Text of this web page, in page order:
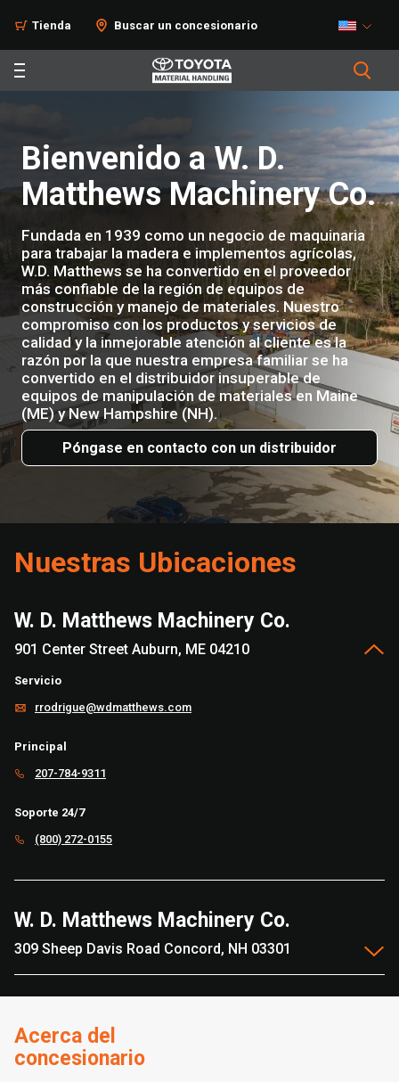
Tienda Buscar un concesionario
Bienvenido a W. D.
Matthews Machinery Co.
Fundada en 1939 como un negocio de maquinaria
para trabajar la madera e implementos agrícolas,
W.D. Matthews se ha convertido en el proveedor
más confiable de la región de equipos de
construcción y manejo de materiales. Nuestro
compromiso con los productos y servicios de
calidad y la inmejorable atención al cliente es la
razón por la que nuestra empresa familiar se ha
convertido en el distribuidor insuperable de
equipos de manipulación de materiales en Maine
(ME) y New Hampshire (NH).
Póngase en contacto con un distribuidor
Nuestras Ubicaciones
W. D. Matthews Machinery Co.
901 Center Street Auburn, ME 04210
Servicio
rrodrigue@wdmatthews.com
Principal
207-784-9311
Soporte 24/7
(800) 272-0155
W. D. Matthews Machinery Co.
309 Sheep Davis Road Concord, NH 03301
Acerca del
concesionario